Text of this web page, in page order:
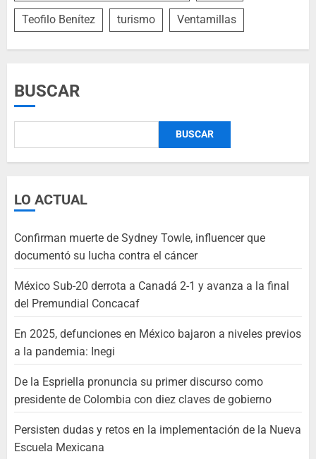
Teofilo Benítez turismo Ventamillas
BUSCAR
BUSCAR
LO ACTUAL
Confirman muerte de Sydney Towle, influencer que
documentó su lucha contra el cáncer
México Sub-20 derrota a Canadá 2-1 y avanza a la final
del Premundial Concacaf
En 2025, defunciones en México bajaron a niveles previos
a la pandemia: Inegi
De la Espriella pronuncia su primer discurso como
presidente de Colombia con diez claves de gobierno
Persisten dudas y retos en la implementación de la Nueva
Escuela Mexicana